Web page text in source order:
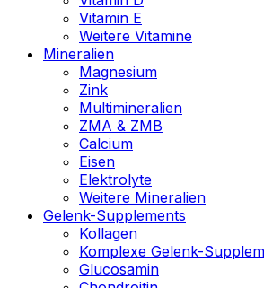
Vitamin E
Weitere Vitamine
Mineralien
Magnesium
Zink
Multimineralien
ZMA & ZMB
Calcium
Eisen
Elektrolyte
Weitere Mineralien
Gelenk-Supplements
Kollagen
Komplexe Gelenk-
Glucosamin